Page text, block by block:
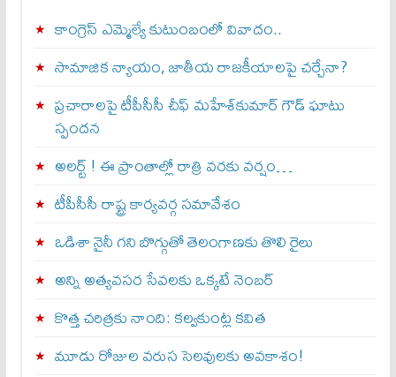
కాంగ్రెస్ ఎమ్మెల్యే కుటుంబంలో వివాదం..
సామాజిక న్యాయం, జాతీయ రాజకీయాలపై చర్చేనా?
ప్రచారాలపై టీపీసీసీ చీఫ్ మహేశ్‌కుమార్ గౌడ్ ఘాటు
స్పందన
అల‌ర్ట్ ! ఈ ప్రాంతాల్లో రాత్రి వరకు వర్షం…
టీపీసీసీ రాష్ట్ర కార్యవర్గ సమావేశం
ఒడిశా నైనీ గని బొగ్గుతో తెలంగాణకు తొలి రైలు
అన్ని అత్యవసర సేవలకు ఒక్క‌టే నెంబ‌ర్‌
కొత్త చరిత్రకు నాంది: క‌ల్వ‌కుంట్ల కవిత
మూడు రోజుల వరుస సెలవులకు అవకాశం!